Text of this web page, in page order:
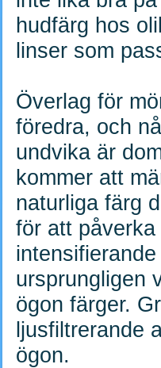
hudfärg hos
linser som
Överlag för
föredra, och
undvika är
kommer att
naturliga färg
för att
ursprungligen
ögon färger.
ljusfiltrerande
ögon.